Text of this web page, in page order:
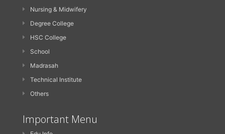
Nursing & Midwifery
Degree College
HSC College
School
Madrasah
Technical Institute
Others
Important Menu